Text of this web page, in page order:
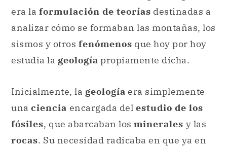
Inicialmente, lageologíaera simplemente
unacienciaencargada delestudio de los
fósiles, que abarcaban losmineralesy las
el siglo XVII comenzaban a verse sus
capacidades para la industria y la
generación de energía.